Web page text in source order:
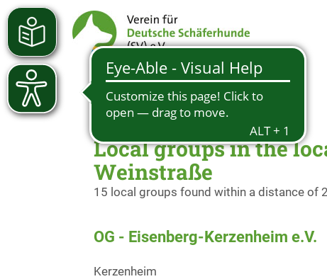
Local groups in the
Weinstraße
15 local groups found within a distance of
OG - Eisenberg-Kerzenheim e.V.
Kerzenheim